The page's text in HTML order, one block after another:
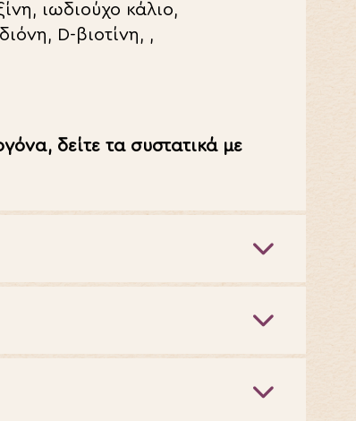
ιωδιούχο κάλιο,
D-βιοτίνη, ,
δείτε τα συστατικά με